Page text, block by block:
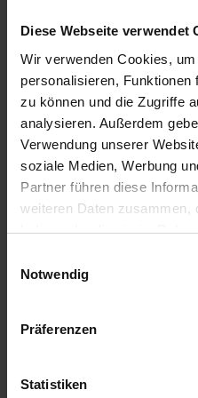
Diese Webseite verwendet
Wir verwenden Cookies,
personalisieren, Funktionen
zu können und die Zugriffe
analysieren. Außerdem
Verwendung unserer
soziale Medien, Werbung
Partner führen diese
weiteren Daten zusammen,
haben oder die sie im
Notwendig
Präferenzen
Statistiken
ihrer Arbeit in
behilflich zu sein und
Produkte und
kontaktieren. Sie
diesen
Informationen zum
Datenschutzpraktiken
Verpflichtung zum
finden Sie in unseren